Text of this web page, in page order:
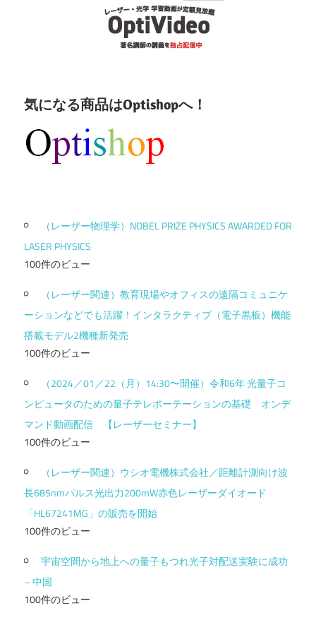
気になる商品はOptishopへ！
（レーザー物理学）NOBEL PRIZE PHYSICS AWARDED FOR
LASER PHYSICS
100件のビュー
（レーザー関連）教育現場やオフィスの遠隔コミュニケ
ーションなどでも活躍！インタラクティブ（電子黒板）機能
搭載モデル2機種新発売
100件のビュー
（2024／01／22（月）14:30〜開催）令和6年 光量子コ
ンピュータのための量子テレポーテーションの基礎 オンデ
マンド動画配信 【レーザーセミナー】
100件のビュー
（レーザー関連）ウシオ電機株式会社／距離計測向け波
長685nmパルス光出力200mW赤色レーザーダイオード
「HL67241MG」の販売を開始
100件のビュー
宇宙空間から地上への量子もつれ光子対配送実験に成功
– 中国
100件のビュー